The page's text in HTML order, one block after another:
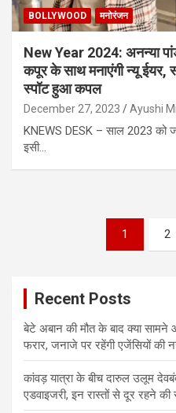
BOLLYWOOD मनोरंजन
New Year 2024: अनन्या
कपूर के साथ मनाएंगी न्यू ईयर,
स्पॉट हुआ कपल
December 27, 2023 Ayushi
KNEWS DESK – साल 2023 को
इसी…
1 2
Recent Posts
बेटे अबान की मौत के बाद क्या सामने
फरार, जनाजे पर रहेंगी एजेंसियों की
कांवड़ यात्रा के बीच दारुल उलूम
एडवाइजरी, इन रास्तों से दूर रहने की